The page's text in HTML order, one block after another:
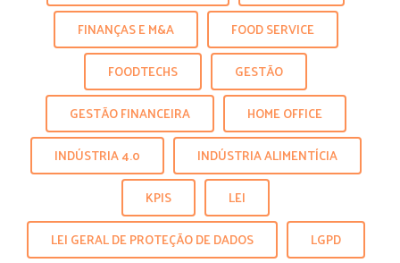
FINANÇAS E M&A
FOOD SERVICE
FOODTECHS
GESTÃO
GESTÃO FINANCEIRA
HOME OFFICE
INDÚSTRIA 4.0
INDÚSTRIA ALIMENTÍCIA
KPIS
LEI
LEI GERAL DE PROTEÇÃO DE DADOS
LGPD